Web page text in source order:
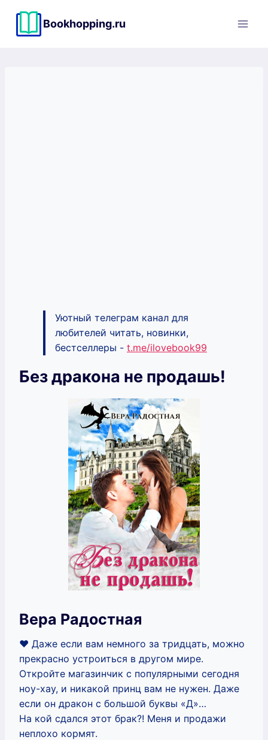
содержимому
Bookhopping.ru
Уютный телеграм канал для
любителей читать, новинки,
бестселлеры - t.me/ilovebook99
Без дракона не продашь!
Вера Радостная
❤️ Даже если вам немного за тридцать, можно
прекрасно устроиться в другом мире.
Откройте магазинчик с популярными сегодня
ноу-хау, и никакой принц вам не нужен. Даже
если он дракон с большой буквы «Д»…
На кой сдался этот брак?! Меня и продажи
неплохо кормят.